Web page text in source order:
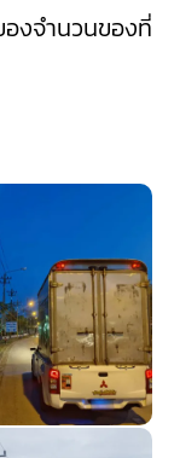
องจำนวนของที่